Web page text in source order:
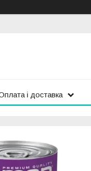
і доставка